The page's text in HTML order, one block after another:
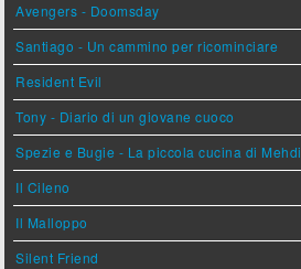
Avengers - Doomsday
Santiago - Un cammino per ricominciare
Resident Evil
Tony - Diario di un giovane cuoco
Spezie e Bugie - La piccola cucina di Mehdi
Il Cileno
Il Malloppo
Silent Friend